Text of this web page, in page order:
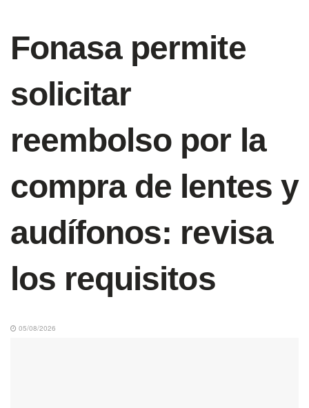
Fonasa permite
solicitar
reembolso por la
compra de lentes y
audífonos: revisa
los requisitos
05/08/2026